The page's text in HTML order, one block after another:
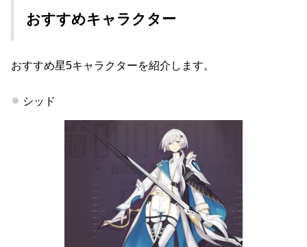
おすすめキャラクター
おすすめ星5キャラクターを紹介します。
シッド